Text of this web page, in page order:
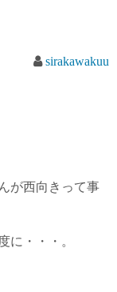
sirakawakuu
が西向きって事
に・・・。